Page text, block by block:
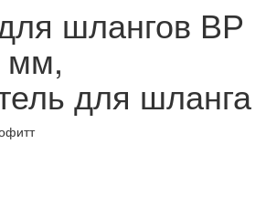
шлангов ВР
мм,
для шланга